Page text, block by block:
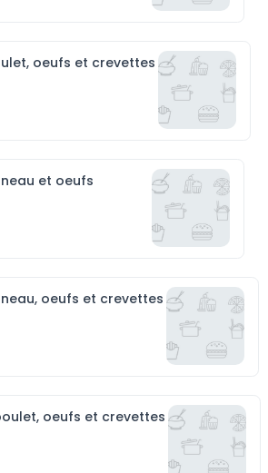
oeufs et crevettes
et oeufs
oeufs et crevettes
oeufs et crevettes